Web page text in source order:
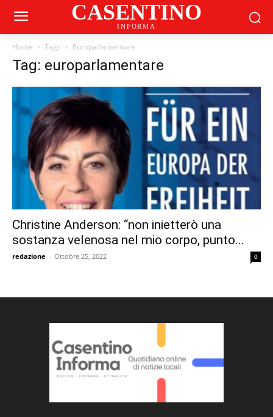
CASENTINO
INFORMA
Home Tags Europarlamentare
Tag: europarlamentare
Christine Anderson: “non inietterò una
sostanza velenosa nel mio corpo, punto...
redazione - Ottobre 25, 2022 0